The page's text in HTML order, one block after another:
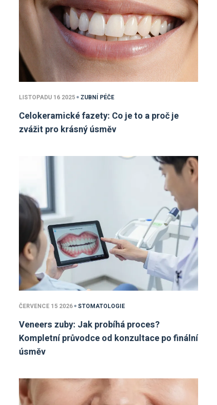
LISTOPADU 16 2025 ZUBNÍ PÉČE
Celokeramické fazety: Co je to a proč je
zvážit pro krásný úsměv
ČERVENCE 15 2026 STOMATOLOGIE
Veneers zuby: Jak probíhá proces?
Kompletní průvodce od konzultace po finální
úsměv